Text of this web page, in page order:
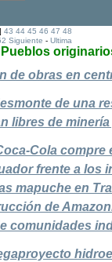
]43 44 45 46 47 48
Siguiente -Ultima
de obras en
de una
libres de
Cola compre
frente a los
mapuche en
de
comunidades